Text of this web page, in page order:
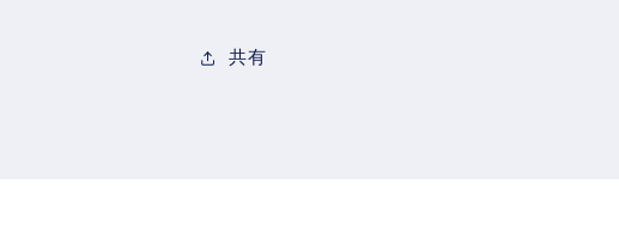
共有